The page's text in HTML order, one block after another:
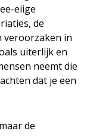
eiige
de
veroorzaken in
uiterlijk en
neemt die
dat je een
de